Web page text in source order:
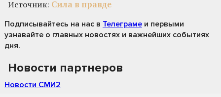
Источник: Сила в правде
Подписывайтесь на нас в Телеграме и первыми
узнавайте о главных новостях и важнейших событиях
дня.
Новости партнеров
Новости СМИ2